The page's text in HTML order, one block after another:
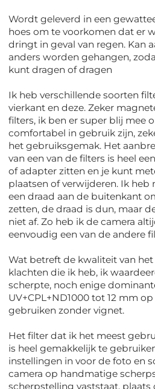
Wordt geleverd in een
hoes om te voorkomen dat er
dringt in geval van regen. Kan
anders worden gehangen,
kunt dragen of dragen
Ik heb verschillende soorten
vierkant en deze. Zeker
filters, ik ben er super blij mee
comfortabel in gebruik zijn,
het gebruiksgemak. Het
van een van de filters is heel
of adapter zitten en je kunt
plaatsen of verwijderen. Ik heb
een draad aan de buitenkant
zetten, de draad is dun, maar
niet af. Zo heb ik de camera
eenvoudig een van de andere
Wat betreft de kwaliteit van
klachten die ik heb, ik
scherpte, noch enige
UV+CPL+ND1000 tot 12 mm
gebruiken zonder vignet.
Het filter dat ik het meest
is heel gemakkelijk te
instellingen in voor de foto en
camera op handmatige
scherpstelling vaststaat, plaats